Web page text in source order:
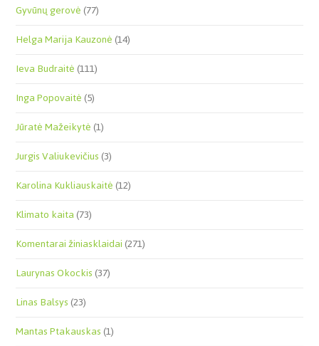
Gyvūnų gerovė(77)
Helga Marija Kauzonė(14)
Ieva Budraitė(111)
Inga Popovaitė(5)
Jūratė Mažeikytė(1)
Jurgis Valiukevičius(3)
Karolina Kukliauskaitė(12)
Klimato kaita(73)
Komentarai žiniasklaidai(271)
Laurynas Okockis(37)
Linas Balsys(23)
Mantas Ptakauskas(1)